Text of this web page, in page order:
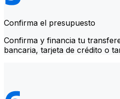
Confirma el presupuesto
Confirma y financia tu
bancaria, tarjeta de crédito o